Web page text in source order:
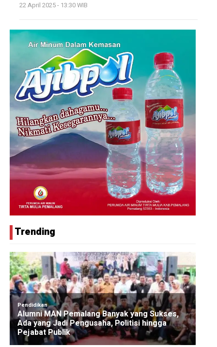
22 April 2025 - 13:30 WIB
Trending